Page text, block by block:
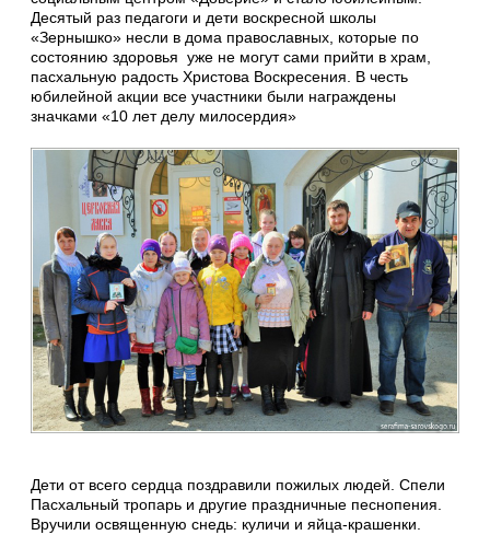
Десятый раз педагоги и дети воскресной школы
«Зернышко» несли в дома православных, которые по
состоянию здоровья уже не могут сами прийти в храм,
пасхальную радость Христова Воскресения. В честь
юбилейной акции все участники были награждены
значками «10 лет делу милосердия»
Дети от всего сердца поздравили пожилых людей. Спели
Пасхальный тропарь и другие праздничные песнопения.
Вручили освященную снедь: куличи и яйца-крашенки.